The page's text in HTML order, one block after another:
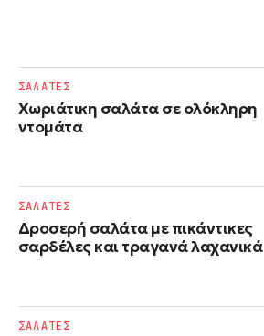
Χωριάτικη σαλάτα σε ολόκληρη
ντομάτα
ΣΑΛΑΤΕΣ
Δροσερή σαλάτα με πικάντικες
σαρδέλες και τραγανά λαχανικά
ΣΑΛΑΤΕΣ
ΣΑΛΑΤΕΣ